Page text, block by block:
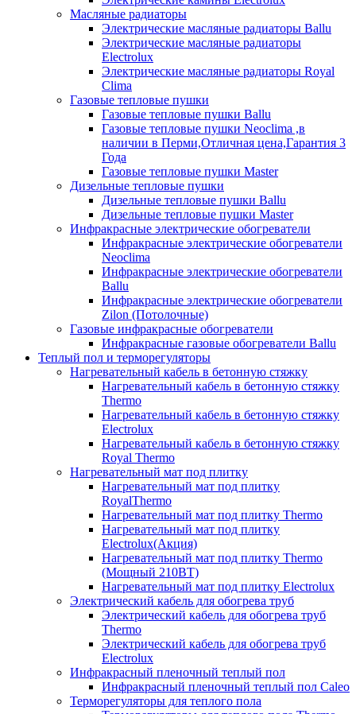
Масляные радиаторы
Электрические масляные радиаторы Ballu
Электрические масляные радиаторы
Electrolux
Электрические масляные радиаторы Royal
Clima
Газовые тепловые пушки
Газовые тепловые пушки Ballu
Газовые тепловые пушки Neoclima ,в
наличии в Перми,Отличная цена,Гарантия 3
Года
Газовые тепловые пушки Master
Дизельные тепловые пушки
Дизельные тепловые пушки Ballu
Дизельные тепловые пушки Master
Инфракрасные электрические обогреватели
Инфракрасные электрические обогреватели
Neoclima
Инфракрасные электрические обогреватели
Ballu
Инфракрасные электрические обогреватели
Zilon (Потолочные)
Газовые инфракрасные обогреватели
Инфракрасные газовые обогреватели Ballu
Теплый пол и терморегуляторы
Нагревательный кабель в бетонную стяжку
Нагревательный кабель в бетонную стяжку
Thermo
Нагревательный кабель в бетонную стяжку
Electrolux
Нагревательный кабель в бетонную стяжку
Royal Thermo
Нагревательный мат под плитку
Нагревательный мат под плитку
RoyalThermo
Нагревательный мат под плитку Thermo
Нагревательный мат под плитку
Electrolux(Акция)
Нагревательный мат под плитку Thermo
(Мощный 210ВТ)
Нагревательный мат под плитку Electrolux
Электрический кабель для обогрева труб
Электрический кабель для обогрева труб
Thermo
Электрический кабель для обогрева труб
Electrolux
Инфракрасный пленочный теплый пол
Инфракрасный пленочный теплый пол Caleo
Терморегуляторы для теплого пола